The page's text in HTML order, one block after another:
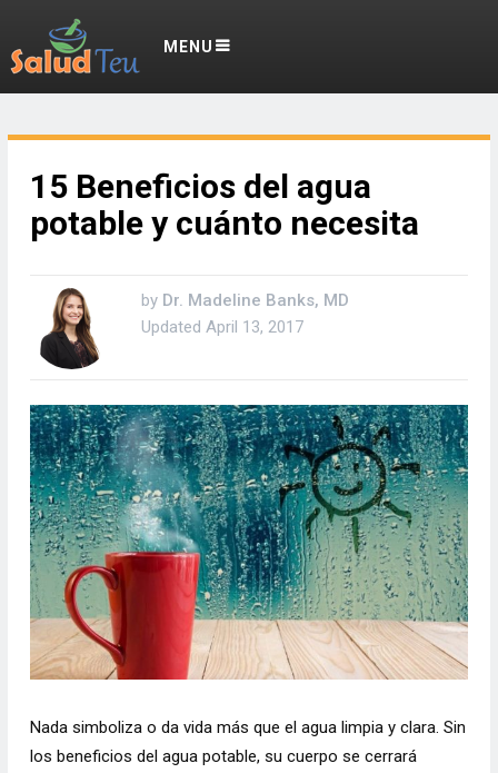
MENU
15 Beneficios del agua
potable y cuánto necesita
by Dr. Madeline Banks, MD
Updated April 13, 2017
Nada simboliza o da vida más que el agua limpia y clara. Sin
los beneficios del agua potable, su cuerpo se cerrará